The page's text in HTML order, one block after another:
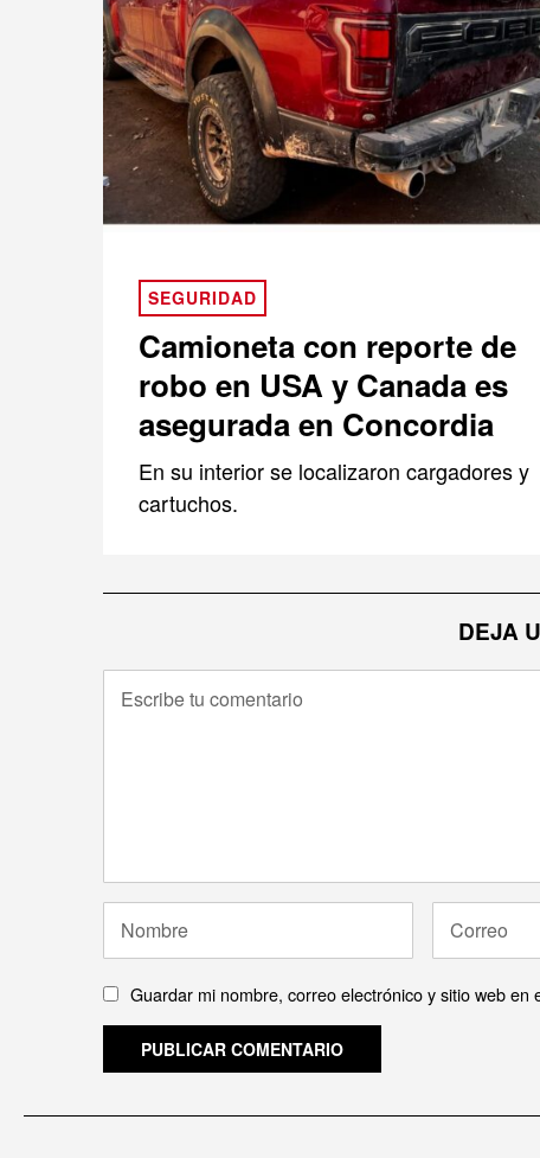
SEGURIDAD
Camioneta con reporte de
robo en USA y Canada es
asegurada en Concordia
En su interior se localizaron cargadores y
cartuchos.
DEJA
Guardar mi nombre, correo electrónico y sitio web